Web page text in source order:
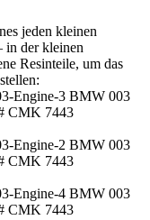
jeden kleinen
in der kleinen
Resinteile, um das